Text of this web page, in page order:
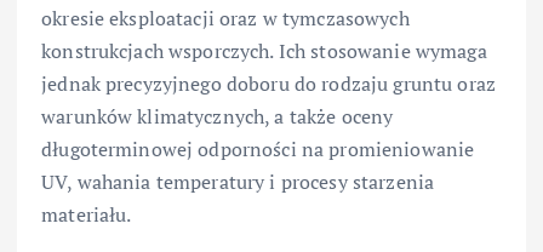
okresie eksploatacji oraz w tymczasowych
konstrukcjach wsporczych. Ich stosowanie wymaga
jednak precyzyjnego doboru do rodzaju gruntu oraz
warunków klimatycznych, a także oceny
długoterminowej odporności na promieniowanie
UV, wahania temperatury i procesy starzenia
materiału.